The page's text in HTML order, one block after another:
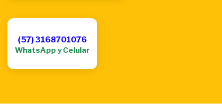
(57) 3168701076
WhatsApp y Celular